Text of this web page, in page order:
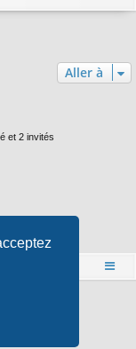
Aller à
et 2 invités
Limited